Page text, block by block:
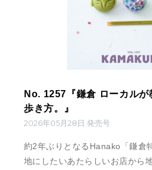
No. 1257『鎌倉 ローカル
歩き方。』
2026年05月28日 発売号
約2年ぶりとなるHanako「鎌倉
地にしたいあたらしいお店から